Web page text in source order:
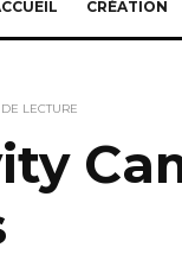
CRÉATION
LECTURE